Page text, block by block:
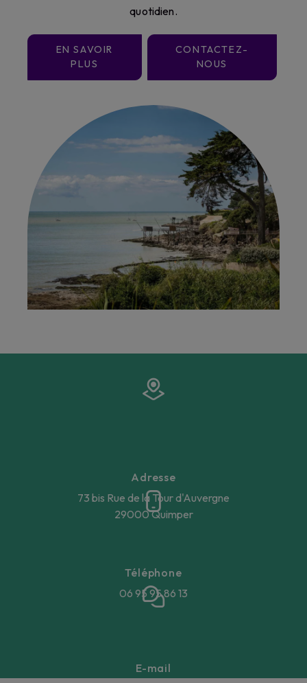
quotidien.
EN SAVOIR
PLUS
CONTACTEZ-
NOUS
Adresse
73 bis Rue de la Tour d'Auvergne
29000 Quimper
Téléphone
06 95 95 86 13
E-mail